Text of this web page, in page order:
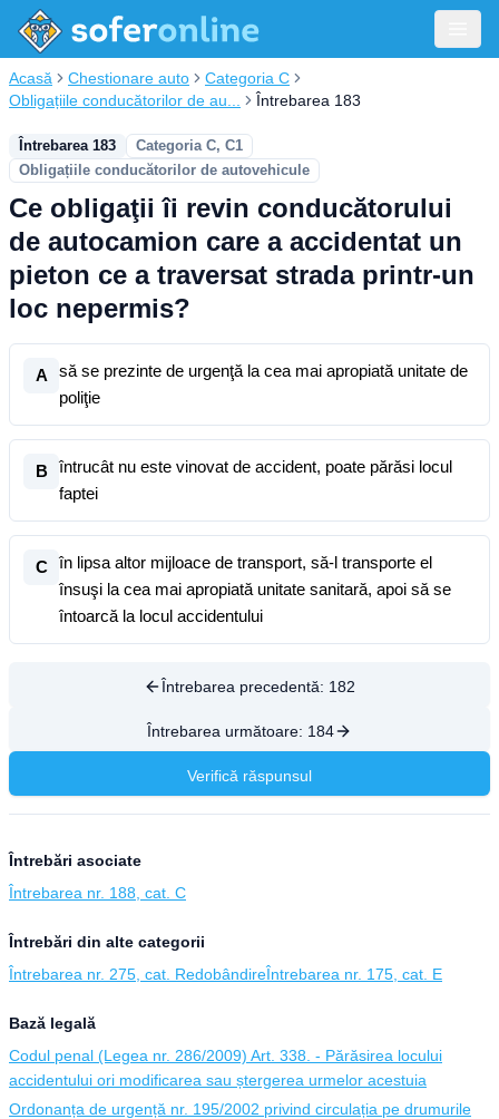
Acasă Chestionare auto
Categoria C
Obligațiile conducătorilor de au...
Întrebarea 183
Întrebarea 183
Categoria C, C1
Obligațiile conducătorilor de autovehicule
Ce obligaţii îi revin conducătorului
de autocamion care a accidentat un
pieton ce a traversat strada printr-un
loc nepermis?
A
să se prezinte de urgenţă la cea mai apropiată unitate de
poliţie
B
întrucât nu este vinovat de accident, poate părăsi locul
faptei
C
în lipsa altor mijloace de transport, să-l transporte el
însuşi la cea mai apropiată unitate sanitară, apoi să se
întoarcă la locul accidentului
Întrebarea precedentă: 182
Întrebarea următoare: 184
Verifică răspunsul
Întrebări asociate
Întrebarea nr. 188, cat. C
Întrebări din alte categorii
Întrebarea nr. 275, cat. RedobândireÎntrebarea nr. 175, cat. E
Bază legală
Codul penal (Legea nr. 286/2009) Art. 338. - Părăsirea locului
accidentului ori modificarea sau ștergerea urmelor acestuia
Ordonanța de urgență nr. 195/2002 privind circulația pe drumurile